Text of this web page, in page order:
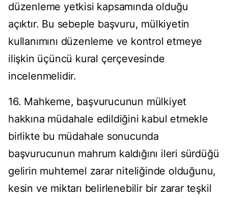
düzenleme yetkisi kapsamında olduğu
açıktır. Bu sebeple başvuru, mülkiyetin
kullanımını düzenleme ve kontrol etmeye
ilişkin üçüncü kural çerçevesinde
incelenmelidir.
16. Mahkeme, başvurucunun mülkiyet
hakkına müdahale edildiğini kabul etmekle
birlikte bu müdahale sonucunda
başvurucunun mahrum kaldığını ileri sürdüğü
gelirin muhtemel zarar niteliğinde olduğunu,
kesin ve miktarı belirlenebilir bir zarar teşkil